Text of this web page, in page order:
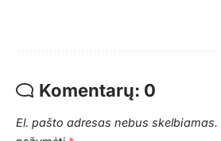
Komentarų: 0
El. pašto adresas nebus skelbiamas.